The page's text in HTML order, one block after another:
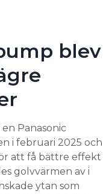
blev
Panasonic
i februari 2025 och
att få bättre effekt
golvvärmen av i
ytan som